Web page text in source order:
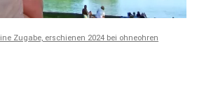
Zugabe, erschienen 2024 bei ohneohren